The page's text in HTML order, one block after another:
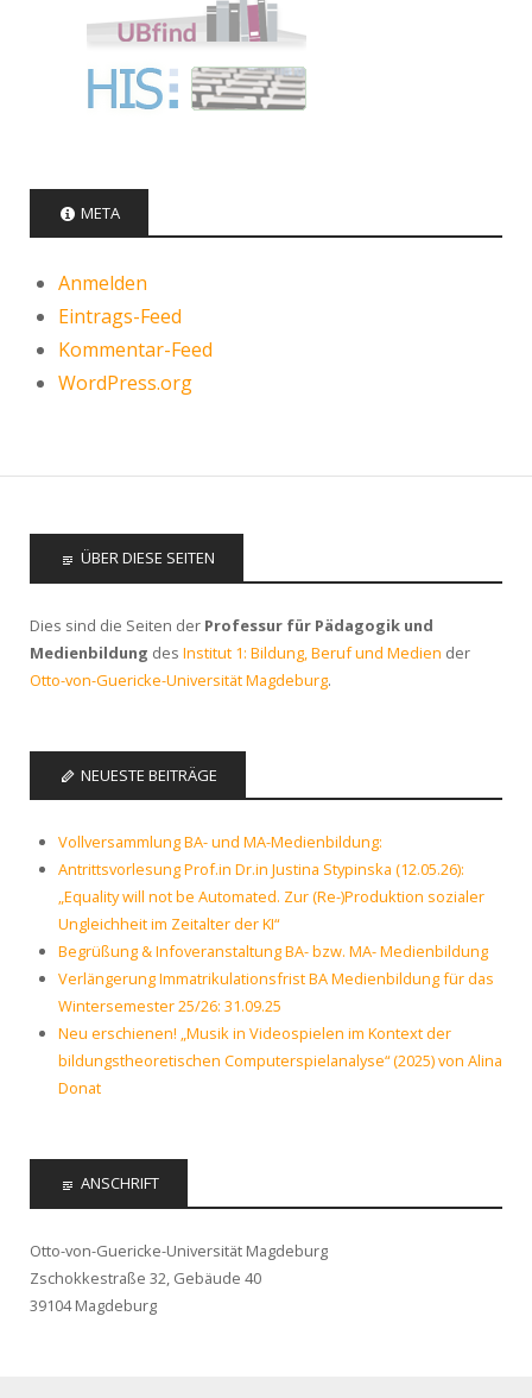
META
Anmelden
Eintrags-Feed
Kommentar-Feed
WordPress.org
ÜBER DIESE SEITEN
Dies sind die Seiten der Professur für Pädagogik und
Medienbildung des Institut 1: Bildung, Beruf und Medien der
Otto-von-Guericke-Universität Magdeburg.
NEUESTE BEITRÄGE
Vollversammlung BA- und MA-Medienbildung:
Antrittsvorlesung Prof.in Dr.in Justina Stypinska (12.05.26):
„Equality will not be Automated. Zur (Re-)Produktion sozialer
Ungleichheit im Zeitalter der KI“
Begrüßung & Infoveranstaltung BA- bzw. MA- Medienbildung
Verlängerung Immatrikulationsfrist BA Medienbildung für das
Wintersemester 25/26: 31.09.25
Neu erschienen! „Musik in Videospielen im Kontext der
bildungstheoretischen Computerspielanalyse“ (2025) von Alina
Donat
ANSCHRIFT
Otto-von-Guericke-Universität Magdeburg
Zschokkestraße 32, Gebäude 40
39104 Magdeburg